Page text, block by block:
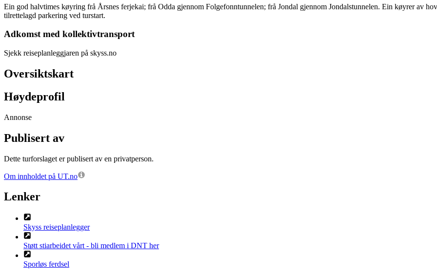
Ein god halvtimes køyring frå Årsnes ferjekai; frå Odda gjennom Folgefonntunnelen; frå Jondal gjennom Jondalstunnelen. Ein køyrer av
tilrettelagd parkering ved turstart.
Adkomst med kollektivtransport
Sjekk reiseplanleggjaren på skyss.no
Oversiktskart
Høydeprofil
Annonse
Publisert av
Dette turforslaget er publisert av en privatperson.
Om innholdet på UT.no
Lenker
Skyss reiseplanlegger
Støtt stiarbeidet vårt - bli medlem i DNT her
Sporløs ferdsel